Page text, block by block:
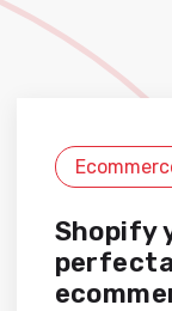
Shopify